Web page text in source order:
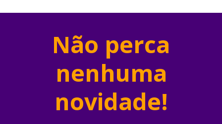
Não perca
nenhuma
novidade!